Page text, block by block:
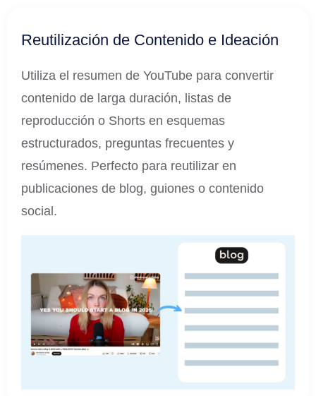
Reutilización de Contenido e Ideación
Utiliza el resumen de YouTube para convertir
contenido de larga duración, listas de
reproducción o Shorts en esquemas
estructurados, preguntas frecuentes y
resúmenes. Perfecto para reutilizar en
publicaciones de blog, guiones o contenido
social.